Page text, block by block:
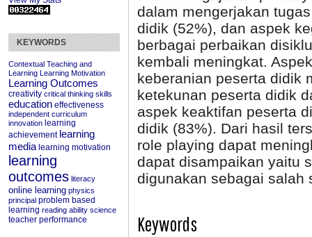
KEYWORDS
Contextual Teaching and
Learning Learning Motivation
Learning Outcomes
creativity critical thinking skills
education effectiveness
independent curriculum
innovation learning
achievement learning
media learning motivation
learning
outcomes literacy
online learning physics
principal problem based
learning reading ability science
teacher performance
dalam mengerjakan
didik (52%), dan aspek
berbagai perbaikan
kembali meningkat.
keberanian peserta didik
ketekunan peserta didik
aspek keaktifan peserta
didik (83%). Dari hasil
role playing dapat
dapat disampaikan yaitu
digunakan sebagai salah
Keywords